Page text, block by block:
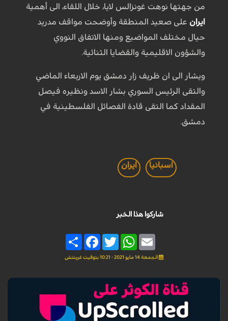
من جهتها نوهت غونزالس لايا، خلال اللقاء، الى أهمية
ايران على صعيد المنطقة وأوضحت مواقف مدريد
حيال مختلف المواضيع ومنها الاتفاق النووي
والشؤون الاقليمية والقضايا الثنائية.
ويشار الى ان ظريف زار دمشق يوم الاربعاء الماضي
والتقى الرئيس السوري بشار الاسد ونظيره فيصل
المقداد كما التقى قادة الفصائل الفلسطينية في
دمشق.
اسبانيا ايران
شاركوا هذا الخبر
Share
FacebookTwitter
WhatsAppEmail
الجمعة 14 مايو 2021 - 10:21 بتوقيت غرينتش